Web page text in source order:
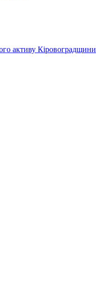
активу Кіровоградщини